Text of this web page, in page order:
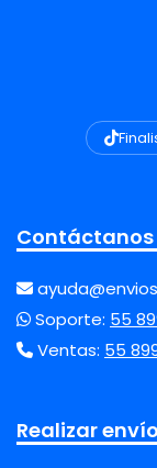
Contáctanos
Soporte: 55
Ventas: 55
Realizar